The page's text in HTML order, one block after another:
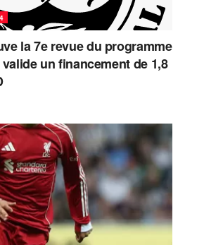
la 7e revue du programme
valide un financement de 1,8